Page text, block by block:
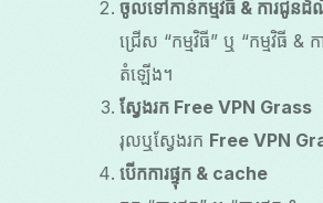
ចូលទៅកាន់កម្មវិធី & ការជូន
ជ្រើស “កម្មវិធី” ឬ “កម្មវិធី
តំឡើង។
ស្វែងរក Free VPN Grass
រុលឬស្វែងរក Free VPN
បើកការផ្ទុក & cache